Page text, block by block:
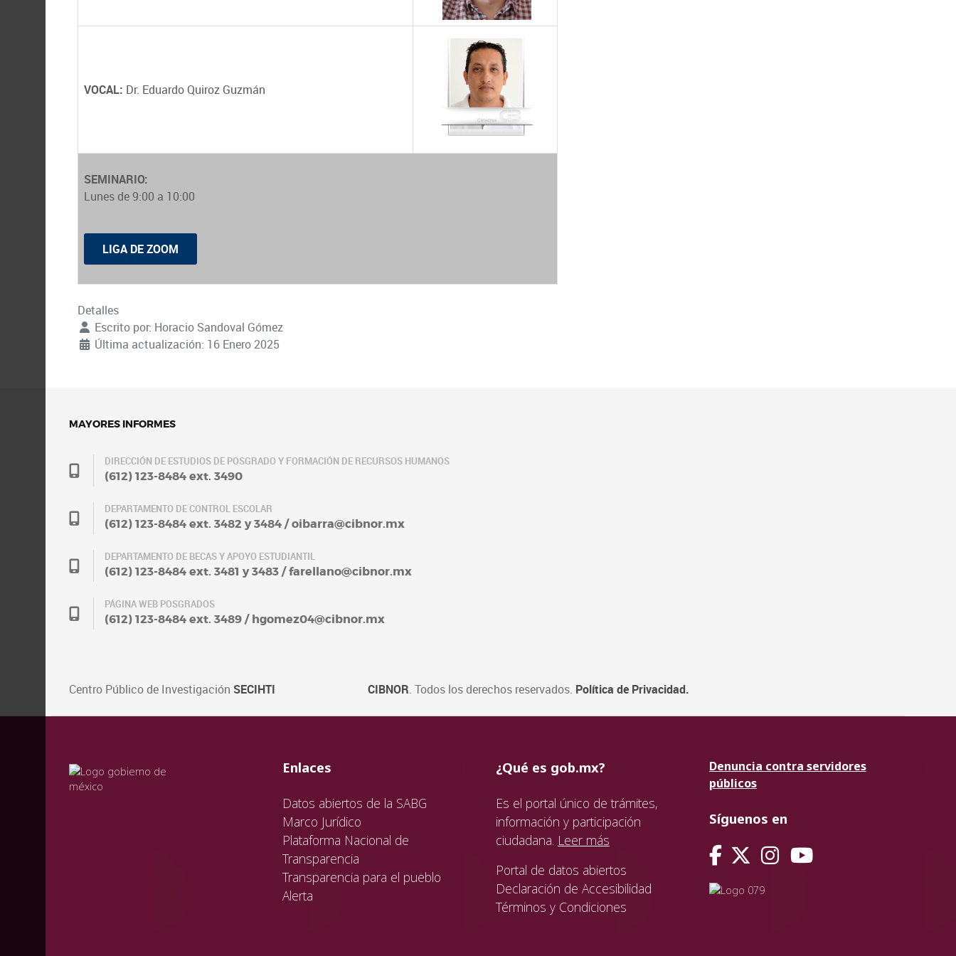
VOCAL: Dr. Eduardo Quiroz Guzmán
SEMINARIO:
Lunes de 9:00 a 10:00
LIGA DE ZOOM
Detalles
Escrito por: Horacio Sandoval Gómez
Última actualización: 16 Enero 2025
MAYORES INFORMES
DIRECCIÓN DE ESTUDIOS DE POSGRADO Y FORMACIÓN DE RECURSOS HUMANOS
(612) 123-8484 ext. 3490
DEPARTAMENTO DE CONTROL ESCOLAR
(612) 123-8484 ext. 3482 y 3484 / oibarra@cibnor.mx
DEPARTAMENTO DE BECAS Y APOYO ESTUDIANTIL
(612) 123-8484 ext. 3481 y 3483 / farellano@cibnor.mx
PÁGINA WEB POSGRADOS
(612) 123-8484 ext. 3489 / hgomez04@cibnor.mx
Centro Público de Investigación SECIHTI CIBNOR. Todos los derechos reservados. Política de Privacidad.
valida
valida
valida
Enlaces
Datos abiertos de la SABG
Marco Jurídico
Plataforma Nacional de
Transparencia
Transparencia para el pueblo
Alerta
¿Qué es gob.mx?
Es el portal único de trámites,
información y participación
ciudadana. Leer más
Portal de datos abiertos
Declaración de Accesibilidad
Términos y Condiciones
Denuncia contra servidores
públicos
Síguenos en